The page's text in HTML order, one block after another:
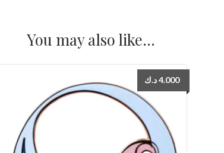
quantity
You may also like…
4.000د.ك